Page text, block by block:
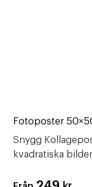
Fotoposter
Snygg
kvadratiska